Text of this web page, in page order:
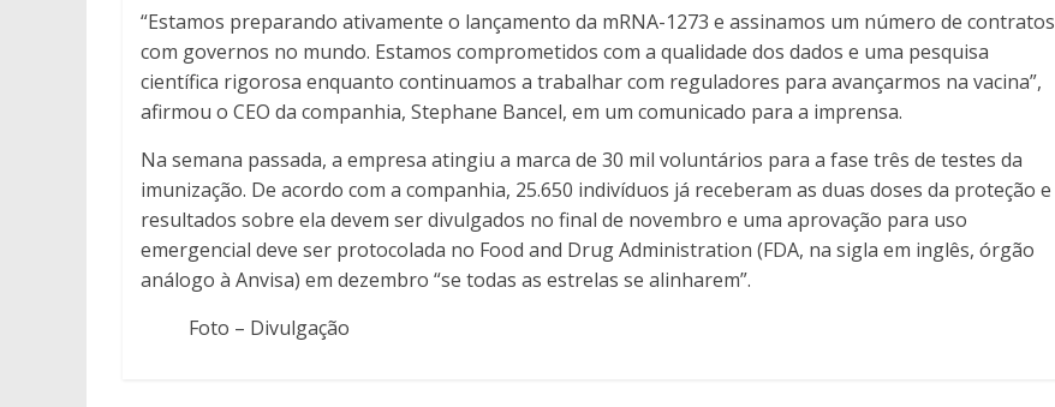
“Estamos preparando ativamente o lançamento da mRNA-1273 e assinamos um número de contratos
com governos no mundo. Estamos comprometidos com a qualidade dos dados e uma pesquisa
científica rigorosa enquanto continuamos a trabalhar com reguladores para avançarmos na vacina”,
afirmou o CEO da companhia, Stephane Bancel, em um comunicado para a imprensa.
Na semana passada, a empresa atingiu a marca de 30 mil voluntários para a fase três de testes da
imunização. De acordo com a companhia, 25.650 indivíduos já receberam as duas doses da proteção e
resultados sobre ela devem ser divulgados no final de novembro e uma aprovação para uso
emergencial deve ser protocolada no Food and Drug Administration (FDA, na sigla em inglês, órgão
análogo à Anvisa) em dezembro “se todas as estrelas se alinharem”.
Foto – Divulgação